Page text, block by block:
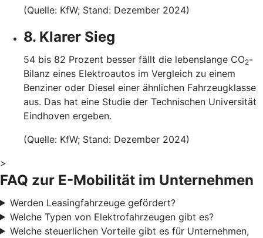
(Quelle: KfW; Stand: Dezember 2024)
8. Klarer Sieg
54 bis 82 Prozent besser fällt die lebenslange CO2-
Bilanz eines Elektroautos im Vergleich zu einem
Benziner oder Diesel einer ähnlichen Fahrzeugklasse
aus. Das hat eine Studie der Technischen Universität
Eindhoven ergeben.
(Quelle: KfW; Stand: Dezember 2024)
>
FAQ zur E-Mobilität im Unternehmen
Werden Leasingfahrzeuge gefördert?
Welche Typen von Elektrofahrzeugen gibt es?
Welche steuerlichen Vorteile gibt es für Unternehmen,